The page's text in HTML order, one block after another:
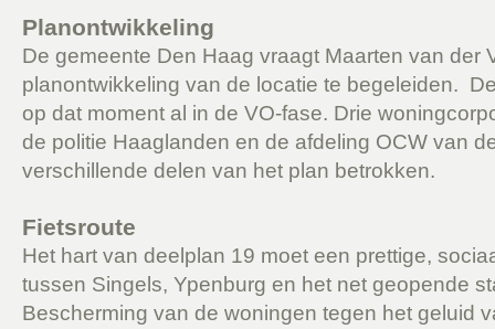
Planontwikkeling
De gemeente Den Haag vraagt Maarten van der
planontwikkeling van de locatie te begeleiden.
op dat moment al in de VO-fase. Drie
de politie Haaglanden en de afdeling OCW van
verschillende delen van het plan betrokken.
Fietsroute
Het hart van deelplan 19 moet een prettige,
tussen Singels, Ypenburg en het net geopende
Bescherming van de woningen tegen het geluid